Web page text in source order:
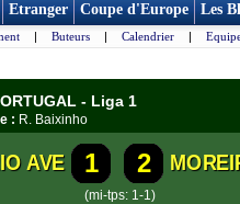
Etranger Coupe d'Europe Les
| Buteurs | Calendrier |
- Liga 1
: R. Baixinho
AVE 1 2
(mi-tps: 1-1)